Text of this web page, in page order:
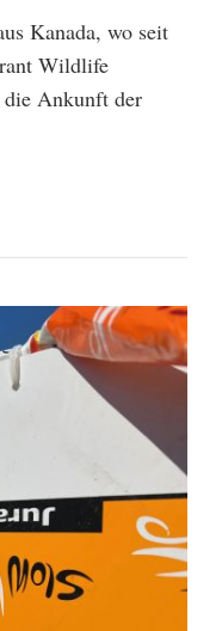
Kanada, wo seit
Wildlife
Ankunft der